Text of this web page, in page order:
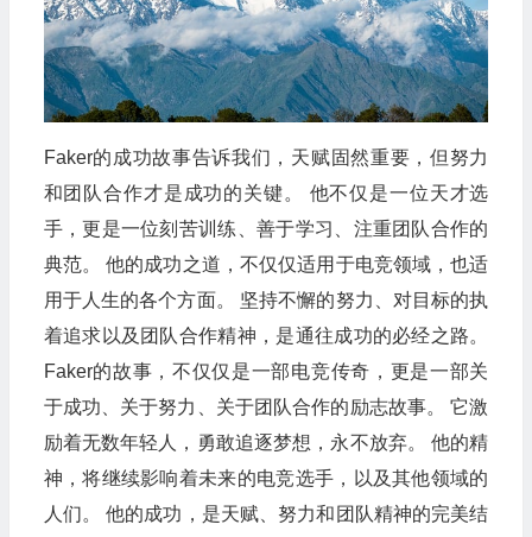
Faker的成功故事告诉我们，天赋固然重要，但努力
和团队合作才是成功的关键。 他不仅是一位天才选
手，更是一位刻苦训练、善于学习、注重团队合作的
典范。 他的成功之道，不仅仅适用于电竞领域，也适
用于人生的各个方面。 坚持不懈的努力、对目标的执
着追求以及团队合作精神，是通往成功的必经之路。
Faker的故事，不仅仅是一部电竞传奇，更是一部关
于成功、关于努力、关于团队合作的励志故事。 它激
励着无数年轻人，勇敢追逐梦想，永不放弃。 他的精
神，将继续影响着未来的电竞选手，以及其他领域的
人们。 他的成功，是天赋、努力和团队精神的完美结